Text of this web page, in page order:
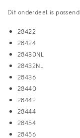
Dit onderdeel is
28422
28424
28430NL
28432NL
28436
28440
28442
28444
28454
28456